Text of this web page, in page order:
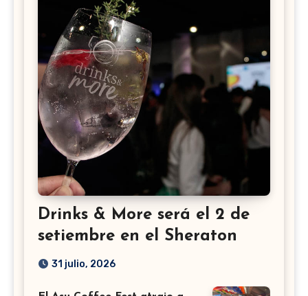
Drinks & More será el 2 de
setiembre en el Sheraton
31 julio, 2026